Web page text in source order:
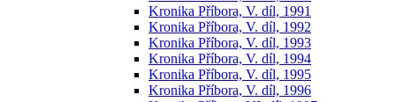
Kronika Příbora, V. díl, 1991
Kronika Příbora, V. díl, 1992
Kronika Příbora, V. díl, 1993
Kronika Příbora, V. díl, 1994
Kronika Příbora, V. díl, 1995
Kronika Příbora, V. díl, 1996